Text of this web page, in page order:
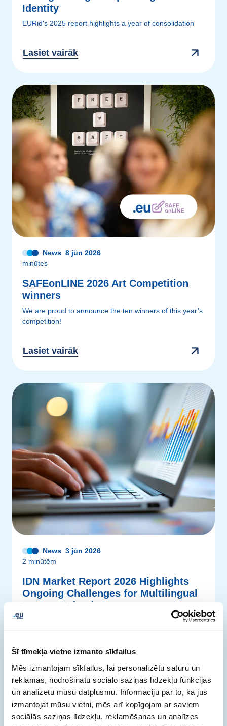
Šī tīmekļa vietne izmanto sīkfailus
Mēs izmantojam sīkfailus, lai personalizētu saturu un
reklāmas, nodrošinātu sociālo saziņas līdzekļu funkcijas
un analizētu mūsu datplūsmu. Informāciju par to, kā jūs
izmantojat mūsu vietni, mēs arī kopīgojam ar saviem
sociālās saziņas līdzekļu, reklamēšanas un analīzes
Identity
EURid's 2025 report highlights a year of consolidation
Lasiet vairāk
News 8 jūn 2026
minūtes
SAFEonLINE 2026 Art Competition
winners
We are proud to announce the ten winners of this year’s
competition!
Lasiet vairāk
News 3 jūn 2026
2 minūtēm
IDN Market Report 2026 Highlights
Ongoing Challenges for Multilingual
Internet Adoption
IDN adoption remains limited despite ongoing progress.
Lasiet vairāk